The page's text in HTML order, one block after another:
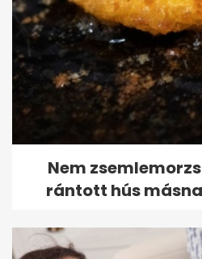
Nem
rántott hús